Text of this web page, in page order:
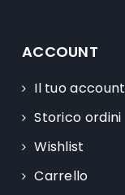
ACCOUNT
Il tuo account
Storico ordini
Wishlist
Carrello